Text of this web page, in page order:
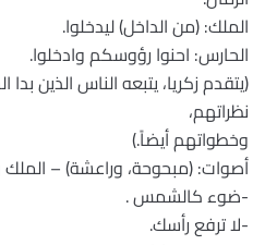
الملك: (من الداخل) ليدخلوا.
الحارس: احنوا رؤوسكم وادخلوا.
(يتقدم زكريا، يتبعه الناس الذين
نظراتهم،
وخطواتهم أيضاً.)
أصوات: (مبحوحة، وراعشة) – الملك
-ضوء كالشمس .
-لا ترفع رأسك.